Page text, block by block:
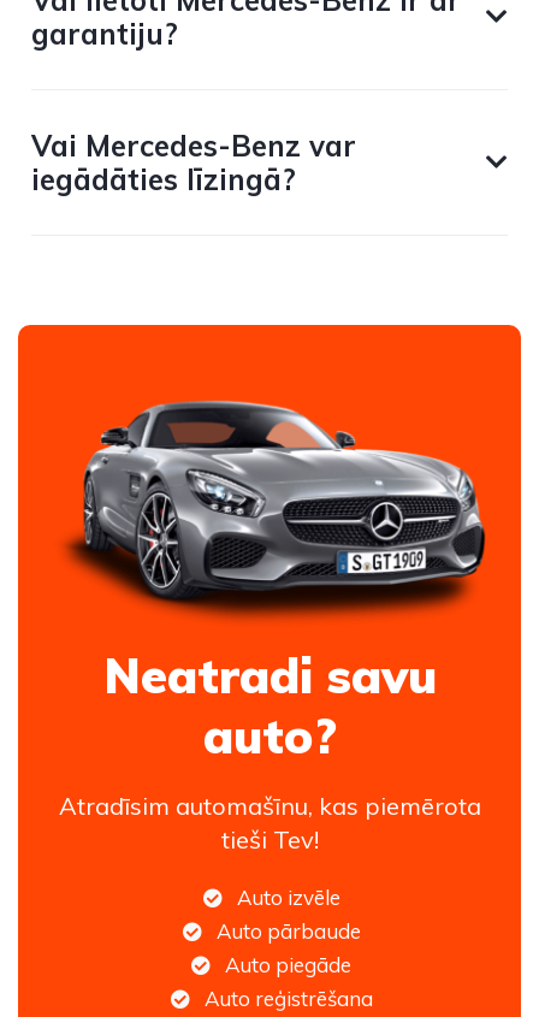
garantiju?
Vai Mercedes-Benz var
iegādāties līzingā?
Neatradi savu
auto?
Atradīsim automašīnu, kas piemērota
tieši Tev!
Auto izvēle
Auto pārbaude
Auto piegāde
Auto reģistrēšana